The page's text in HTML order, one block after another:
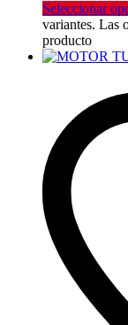
Seleccionar
variantes. Las
producto